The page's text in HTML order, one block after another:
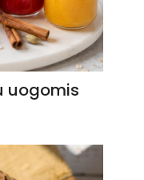
uogomis